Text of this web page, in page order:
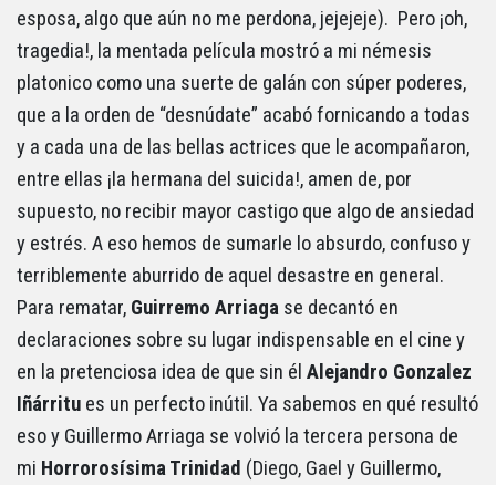
esposa, algo que aún no me perdona, jejejeje). Pero ¡oh,
tragedia!, la mentada película mostró a mi némesis
platonico como una suerte de galán con súper poderes,
que a la orden de “desnúdate” acabó fornicando a todas
y a cada una de las bellas actrices que le acompañaron,
entre ellas ¡la hermana del suicida!, amen de, por
supuesto, no recibir mayor castigo que algo de ansiedad
y estrés. A eso hemos de sumarle lo absurdo, confuso y
terriblemente aburrido de aquel desastre en general.
Para rematar, Guirremo Arriaga se decantó en
declaraciones sobre su lugar indispensable en el cine y
en la pretenciosa idea de que sin él Alejandro Gonzalez
Iñárritu es un perfecto inútil. Ya sabemos en qué resultó
eso y Guillermo Arriaga se volvió la tercera persona de
mi Horrorosísima Trinidad (Diego, Gael y Guillermo,